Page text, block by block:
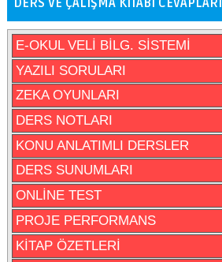
DERS VE ÇALIŞMA KITABI CEVAPLARI
E-OKUL VELİ BİLG. SİSTEMİ
YAZILI SORULARI
ZEKA OYUNLARI
DERS NOTLARI
KONU ANLATIMLI DERSLER
DERS SUNUMLARI
ONLİNE TEST
PROJE PERFORMANS
KİTAP ÖZETLERİ